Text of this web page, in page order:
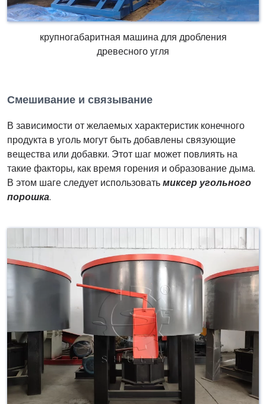
крупногабаритная машина для дробления
древесного угля
Смешивание и связывание
В зависимости от желаемых характеристик конечного
продукта в уголь могут быть добавлены связующие
вещества или добавки. Этот шаг может повлиять на
такие факторы, как время горения и образование дыма.
В этом шаге следует использоватьмиксер угольного
порошка.